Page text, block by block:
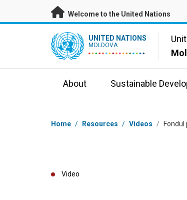
Skip to main content
Welcome to the United Nations
UN Logo UNITED NATIONS
MOLDOVA
About Sustainable
Breadcrumb
Home / Resources / Videos /
Video